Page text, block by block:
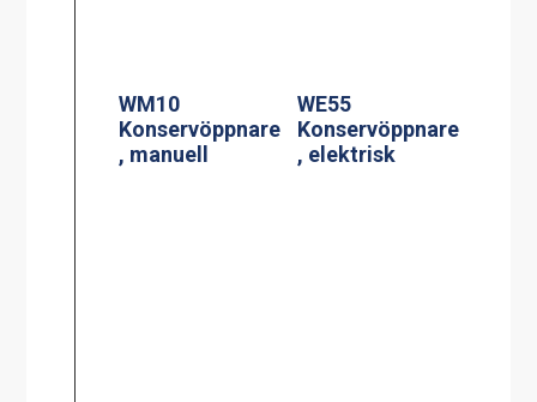
WM10
Konservöppnare
, manuell
WE55
Konservöppnare
, elektrisk